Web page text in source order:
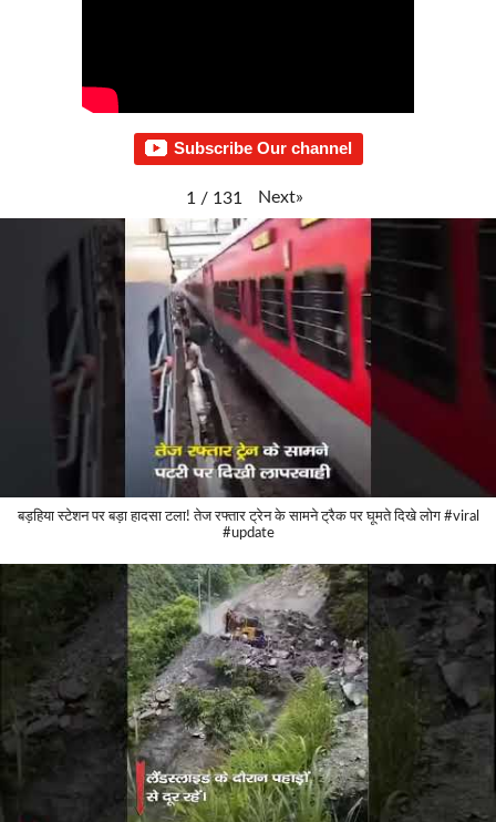
Subscribe Our channel
1 / 131 Next»
बड़हिया स्टेशन पर बड़ा हादसा टला! तेज रफ्तार ट्रेन के सामने ट्रैक पर घूमते दिखे लोग #viral
#update